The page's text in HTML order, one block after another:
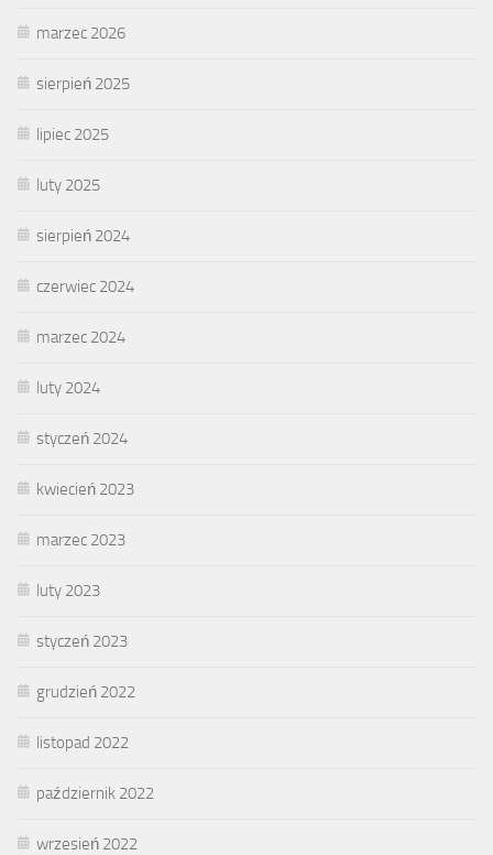
marzec 2026
sierpień 2025
lipiec 2025
luty 2025
sierpień 2024
czerwiec 2024
marzec 2024
luty 2024
styczeń 2024
kwiecień 2023
marzec 2023
luty 2023
styczeń 2023
grudzień 2022
listopad 2022
październik 2022
wrzesień 2022